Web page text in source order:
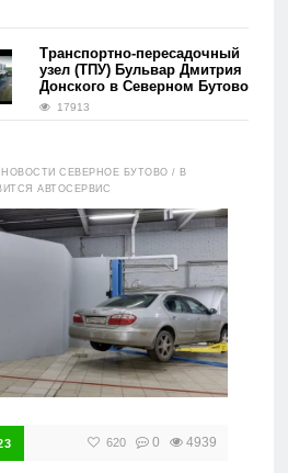
Транспортно-пересадочный
узел (ТПУ) Бульвар Дмитрия
Донского в Северном Бутово
17913
НОВОСТИ СЕВЕРНОЕ БУТОВО / В
АВТОСЕРВИС
620 0 4939